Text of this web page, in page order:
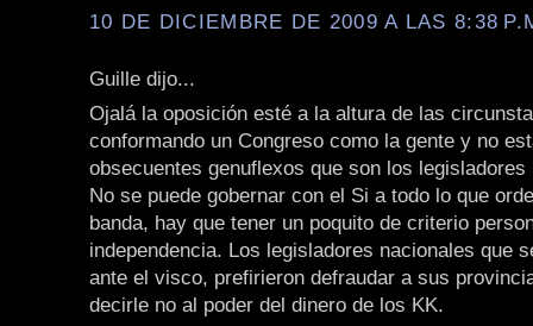
10 DE DICIEMBRE DE 2009 A LAS 8:38
Guille dijo...
Ojalá la oposición esté a la altura de las
conformando un Congreso como la gente y no
obsecuentes genuflexos que son los
No se puede gobernar con el Si a todo lo que
banda, hay que tener un poquito de criterio
independencia. Los legisladores nacionales que
ante el visco, prefirieron defraudar a sus
decirle no al poder del dinero de los KK.